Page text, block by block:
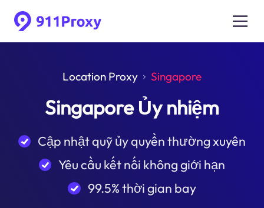
Location Proxy Singapore
Singapore Ủy nhiệm
Cập nhật quỹ ủy quyền thường xuyên
Yêu cầu kết nối không giới hạn
99.5% thời gian bay